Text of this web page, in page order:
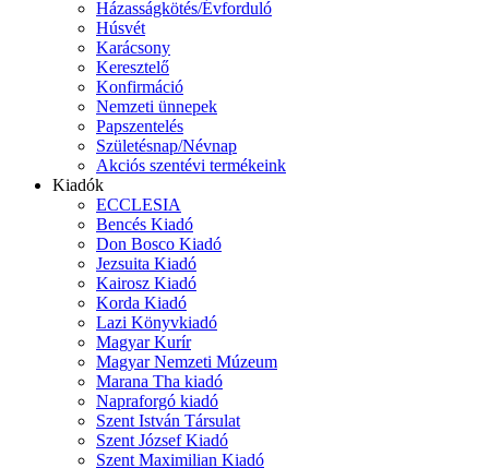
Házasságkötés/Évforduló
Húsvét
Karácsony
Keresztelő
Konfirmáció
Nemzeti ünnepek
Papszentelés
Születésnap/Névnap
Akciós szentévi termékeink
Kiadók
ECCLESIA
Bencés Kiadó
Don Bosco Kiadó
Jezsuita Kiadó
Kairosz Kiadó
Korda Kiadó
Lazi Könyvkiadó
Magyar Kurír
Magyar Nemzeti Múzeum
Marana Tha kiadó
Napraforgó kiadó
Szent István Társulat
Szent József Kiadó
Szent Maximilian Kiadó